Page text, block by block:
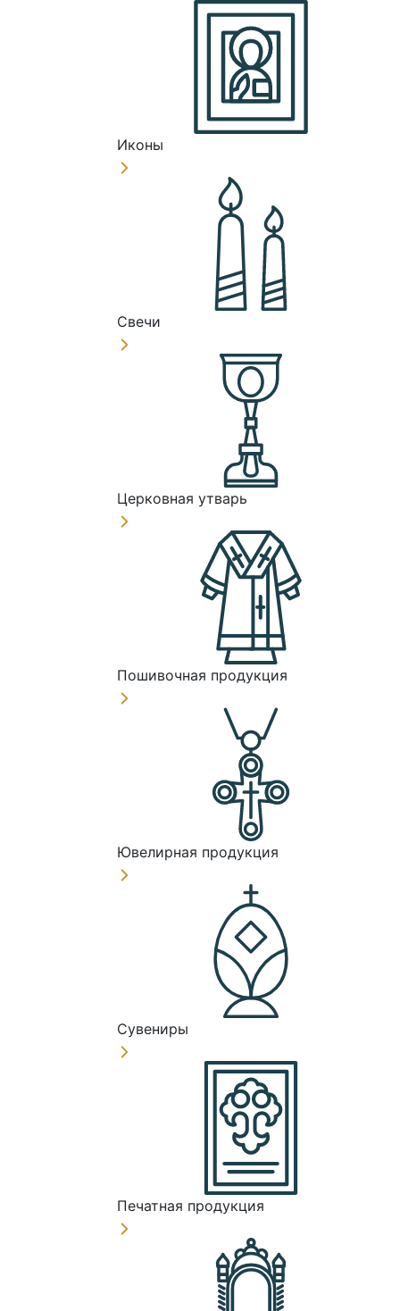
Иконы
Свечи
Церковная утварь
Пошивочная продукция
Ювелирная продукция
Сувениры
Печатная продукция